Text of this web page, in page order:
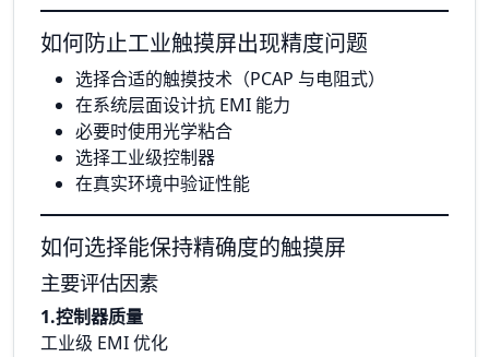
如何防止工业触摸屏出现精度问题
选择合适的触摸技术（PCAP 与电阻式）
在系统层面设计抗 EMI 能力
必要时使用光学粘合
选择工业级控制器
在真实环境中验证性能
如何选择能保持精确度的触摸屏
主要评估因素
1.控制器质量
工业级 EMI 优化